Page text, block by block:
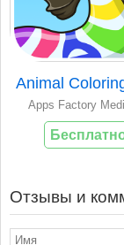
Animal
Apps Factory
Отзывы и